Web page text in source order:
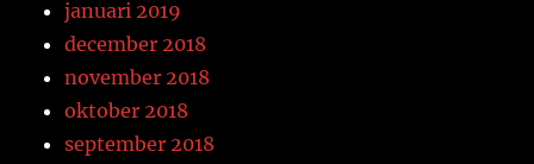
januari 2019
december 2018
november 2018
oktober 2018
september 2018